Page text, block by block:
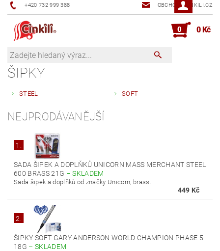
+420 732 999 388 OBCHOD@CINKILI.CZ
0 0 Kč
ŠIPKY
STEEL SOFT
NEJPRODÁVANĚJŠÍ
1.
SADA ŠIPEK A DOPLŇKŮ UNICORN MASS MERCHANT STEEL
600 BRASS 21G –SKLADEM
Sada šipek a doplňků od značky Unicorn, brass.
449 Kč
2.
ŠIPKY SOFT GARY ANDERSON WORLD CHAMPION PHASE 5
18G –SKLADEM